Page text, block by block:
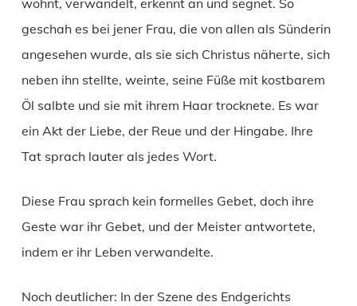
wohnt, verwandelt, erkennt an und segnet. So
geschah es bei jener Frau, die von allen als Sünderin
angesehen wurde, als sie sich Christus näherte, sich
neben ihn stellte, weinte, seine Füße mit kostbarem
Öl salbte und sie mit ihrem Haar trocknete. Es war
ein Akt der Liebe, der Reue und der Hingabe. Ihre
Tat sprach lauter als jedes Wort.
Diese Frau sprach kein formelles Gebet, doch ihre
Geste war ihr Gebet, und der Meister antwortete,
indem er ihr Leben verwandelte.
Noch deutlicher: In der Szene des Endgerichts